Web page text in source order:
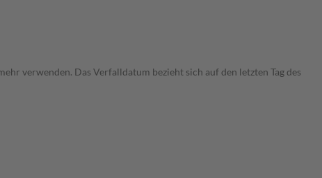
verwenden. Das Verfalldatum bezieht sich auf den letzten Tag des